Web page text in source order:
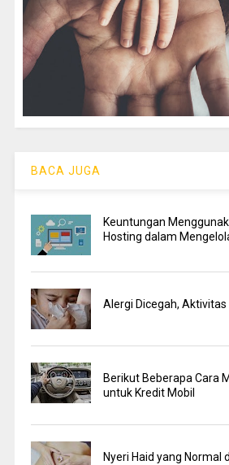
BACA JUGA
Keuntungan
Hosting dalam
Alergi Dicegah, Aktivitas
Berikut Beberapa Cara
untuk Kredit Mobil
Nyeri Haid yang Normal